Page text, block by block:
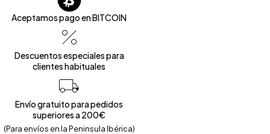
Aceptamos pago en BITCOIN
Descuentos especiales para
clientes habituales
Envío gratuito para pedidos
superiores a 200€
(Para envíos en la Peninsula Ibérica)